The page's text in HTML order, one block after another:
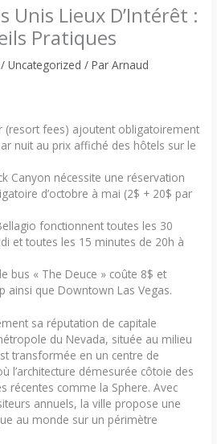
Unis Lieux D’Intérêt :
Pratiques
/Uncategorized / ParArnaud
(resort fees) ajoutent obligatoirement
nuit au prix affiché des hôtels sur le
Canyon nécessite une réservation
d’octobre à mai (2$ + 20$ par
fonctionnent toutes les 30
et toutes les 15 minutes de 20h à
bus « The Deuce » coûte 8$ et
ainsi que Downtown Las Vegas.
sa réputation de capitale
du Nevada, située au milieu
transformée en un centre de
l’architecture démesurée côtoie des
récentes comme la Sphere. Avec
annuels, la ville propose une
au monde sur un périmètre